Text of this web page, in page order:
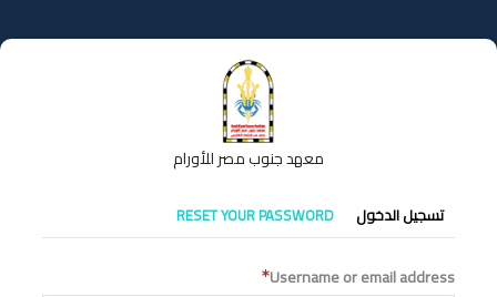
إلى
المحتوى
معهد جنوب مصر للأورام
التبويبات
الأساسية
تسجيل الدخول RESET YOUR PASSWORD
Username or email address